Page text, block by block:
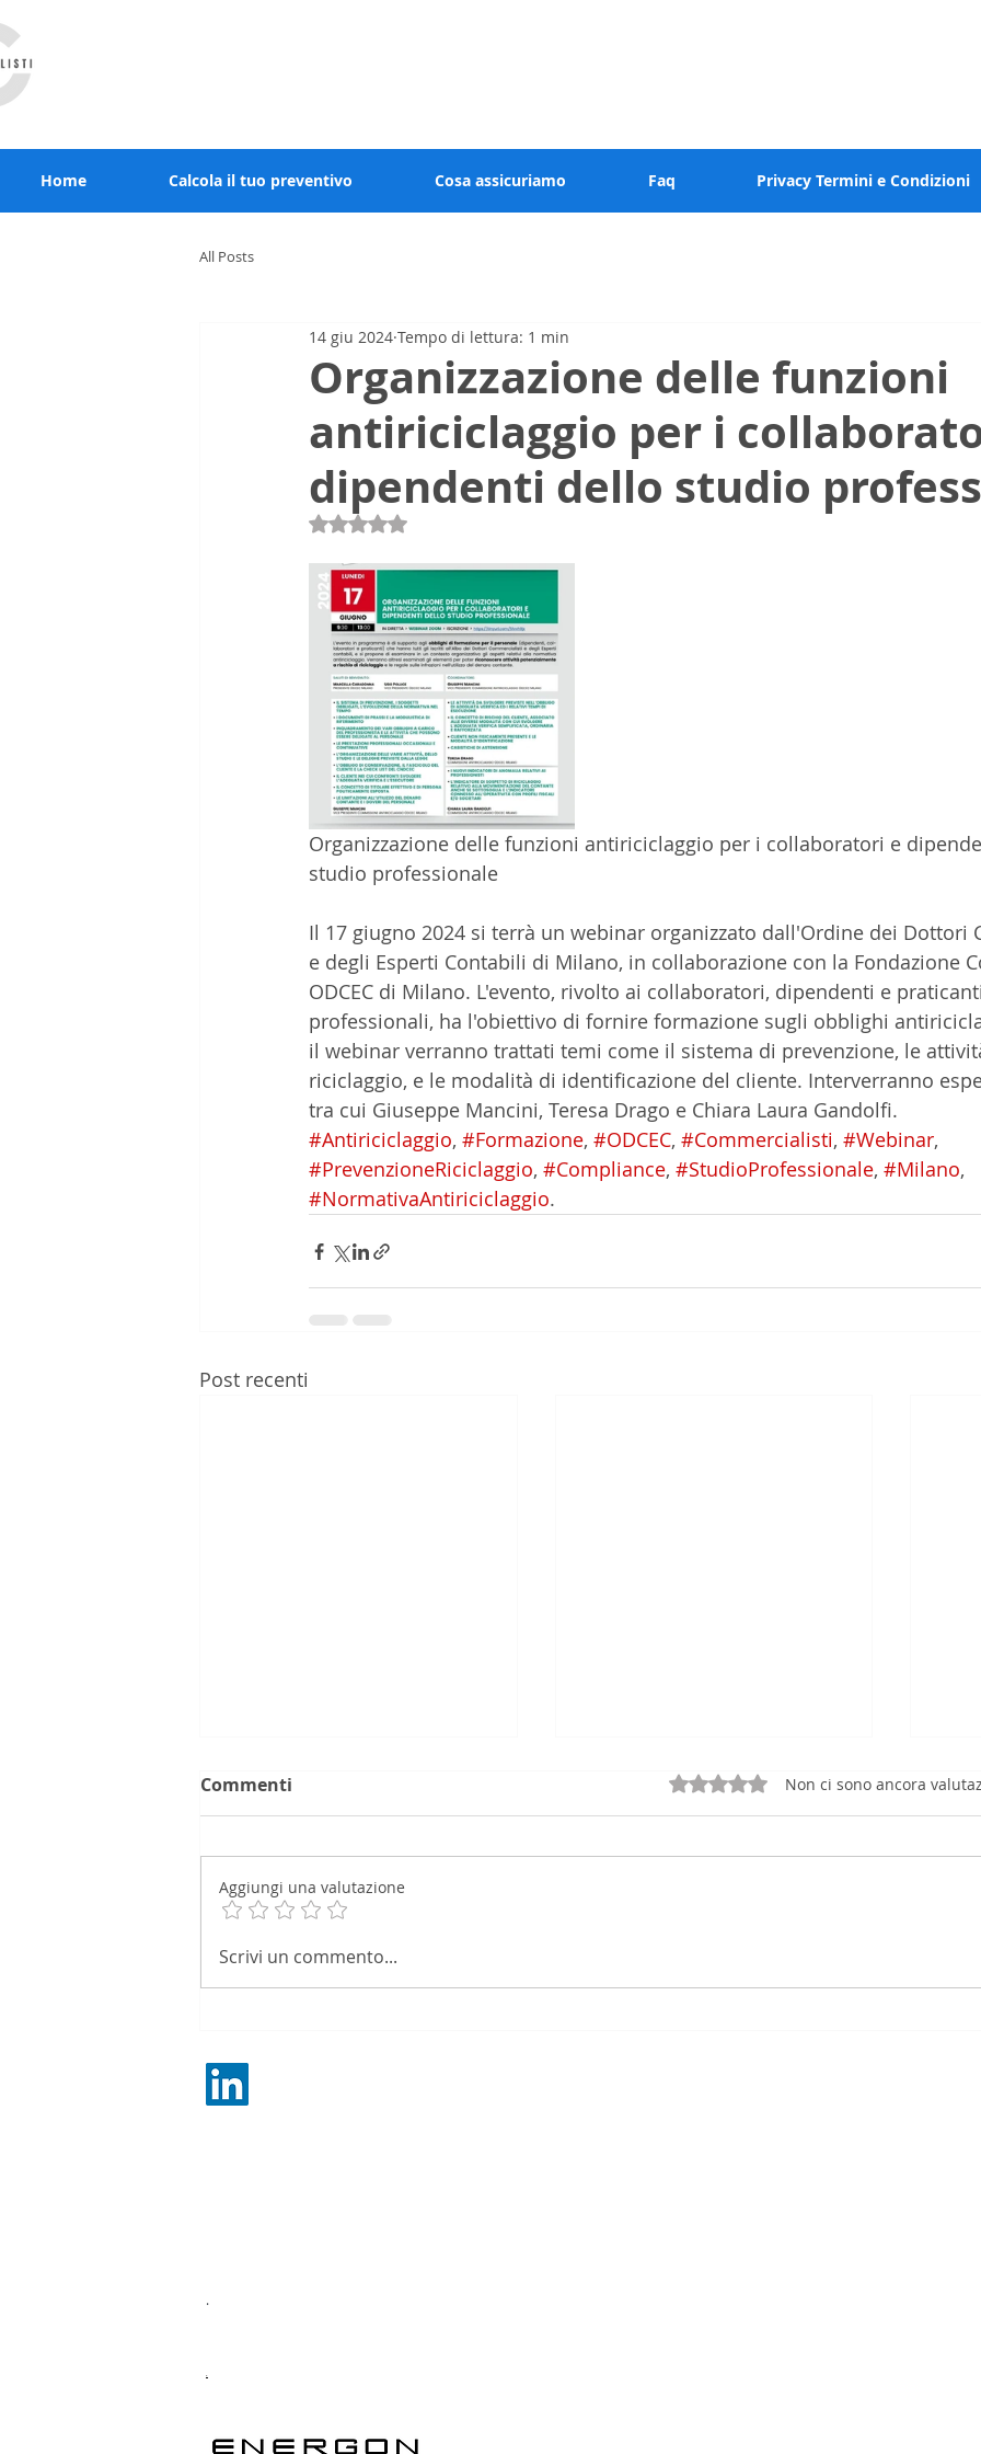
Home Calcola il tuo preventivo Cosa assicuriamo Faq Privacy Termini e Condizioni
All Posts
Organizzazione delle funzioni
antiriciclaggio per i
dipendenti dello studio
14 giu 2024 Tempo di lettura: 1 min
Valutazione NaN stelle su 5.
Organizzazione delle funzioni antiriciclaggio per i collaboratori e
studio professionale
Il 17 giugno 2024 si terrà un webinar organizzato dall'Ordine dei Dottori
e degli Esperti Contabili di Milano, in collaborazione con la Fondazione
ODCEC di Milano. L'evento, rivolto ai collaboratori, dipendenti e
professionali, ha l'obiettivo di fornire formazione sugli obblighi
il webinar verranno trattati temi come il sistema di prevenzione, le
riciclaggio, e le modalità di identificazione del cliente. Interverranno
tra cui Giuseppe Mancini, Teresa Drago e Chiara Laura Gandolfi.
#Antiriciclaggio, #Formazione, #ODCEC, #Commercialisti, #Webinar,
#PrevenzioneRiciclaggio, #Compliance, #StudioProfessionale, #Milano,
#NormativaAntiriciclaggio.
Post recenti
Iva omessa, reato estinto
con il debito rateizzato
Modelli Organizzativi tra
La
Commenti Valutazione 0 stelle su 5.
Non ci sono ancora
Aggiungi una valutazione
Scrivi un commento...
.
.